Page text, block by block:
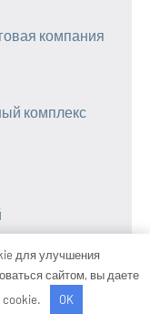
компания
комплекс
для улучшения
сайтом, вы даете
cookie.
OK